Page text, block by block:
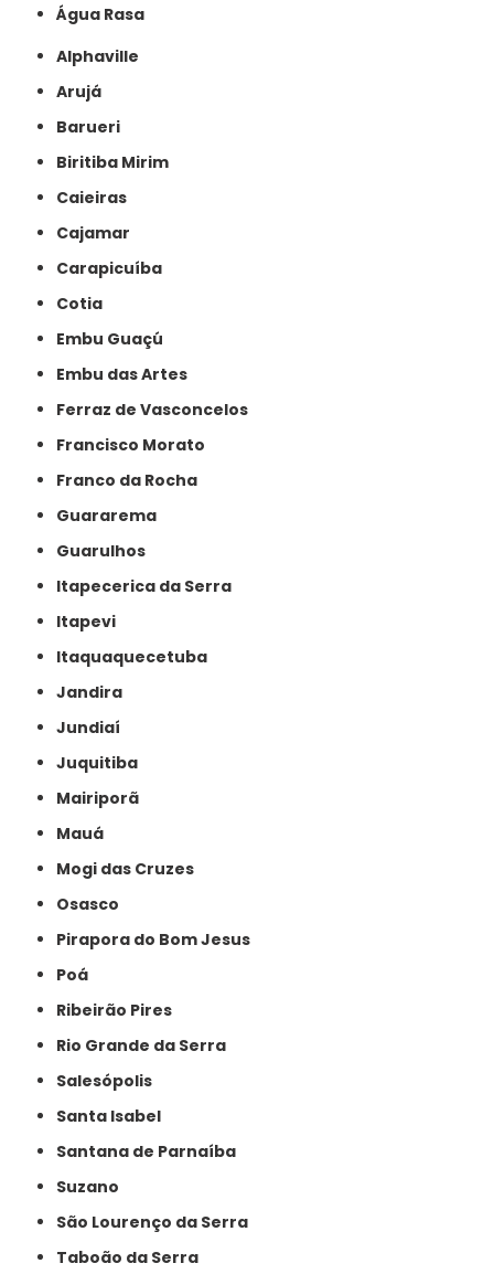
Água Rasa
Alphaville
Arujá
Barueri
Biritiba Mirim
Caieiras
Cajamar
Carapicuíba
Cotia
Embu Guaçú
Embu das Artes
Ferraz de Vasconcelos
Francisco Morato
Franco da Rocha
Guararema
Guarulhos
Itapecerica da Serra
Itapevi
Itaquaquecetuba
Jandira
Jundiaí
Juquitiba
Mairiporã
Mauá
Mogi das Cruzes
Osasco
Pirapora do Bom Jesus
Poá
Ribeirão Pires
Rio Grande da Serra
Salesópolis
Santa Isabel
Santana de Parnaíba
Suzano
São Lourenço da Serra
Taboão da Serra